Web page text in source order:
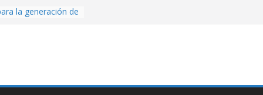
la generación de
desde cero
con Inteligencia